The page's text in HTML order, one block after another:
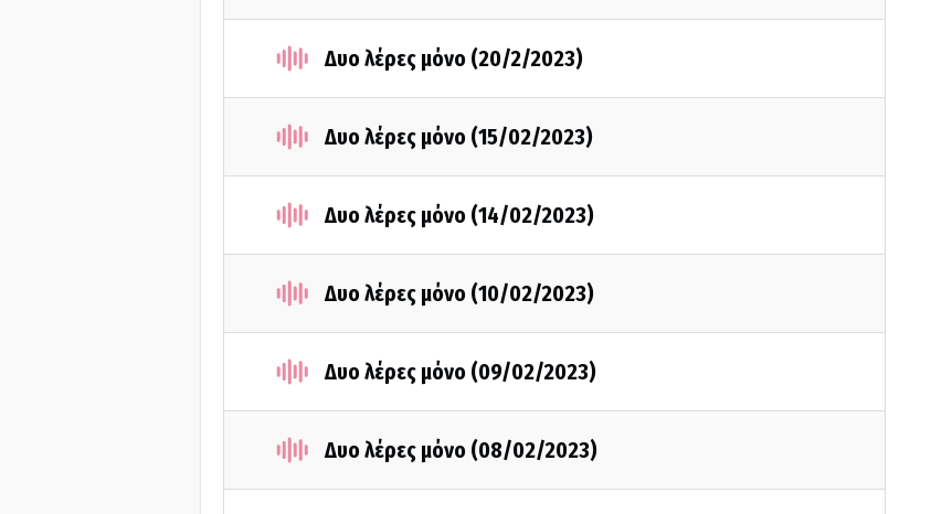
Δυο λέρες μόνο (20/2/2023)
Δυο λέρες μόνο (15/02/2023)
Δυο λέρες μόνο (14/02/2023)
Δυο λέρες μόνο (10/02/2023)
Δυο λέρες μόνο (09/02/2023)
Δυο λέρες μόνο (08/02/2023)